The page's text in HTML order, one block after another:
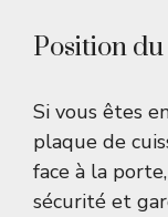
Position
Si vous êtes
plaque de
face à la
sécurité et